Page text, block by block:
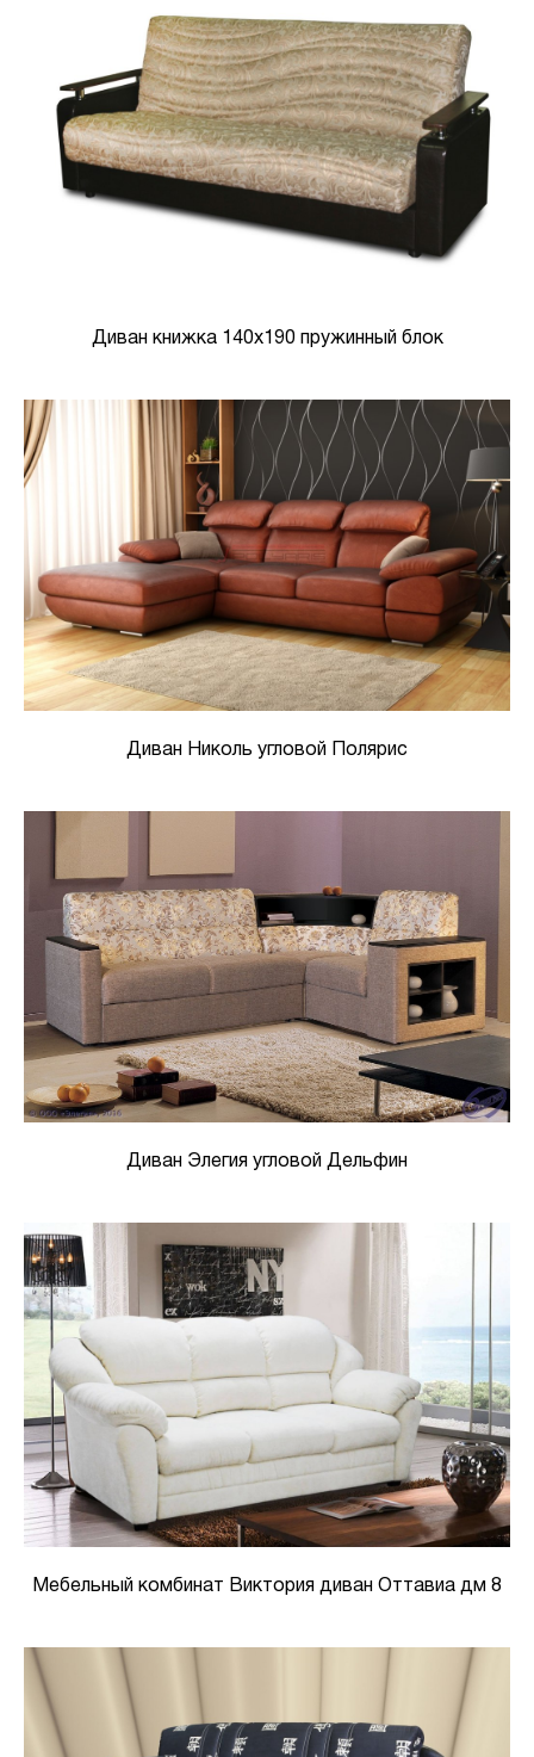
Диван книжка 140х190 пружинный блок
Диван Николь угловой Полярис
Диван Элегия угловой Дельфин
Мебельный комбинат Виктория диван Оттавиа дм 8